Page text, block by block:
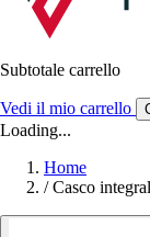
Subtotale carrello
Vedi il mio carrello
Loading...
Home
/ Casco